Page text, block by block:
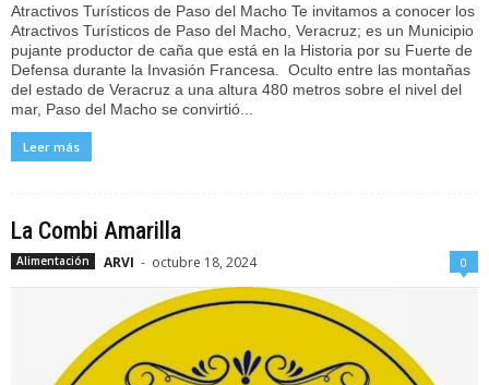
Atractivos Turísticos de Paso del Macho Te invitamos a conocer los
Atractivos Turísticos de Paso del Macho, Veracruz; es un Municipio
pujante productor de caña que está en la Historia por su Fuerte de
Defensa durante la Invasión Francesa. Oculto entre las montañas
del estado de Veracruz a una altura 480 metros sobre el nivel del
mar, Paso del Macho se convirtió...
Leer más
La Combi Amarilla
Alimentación ARVI - octubre 18, 2024 0